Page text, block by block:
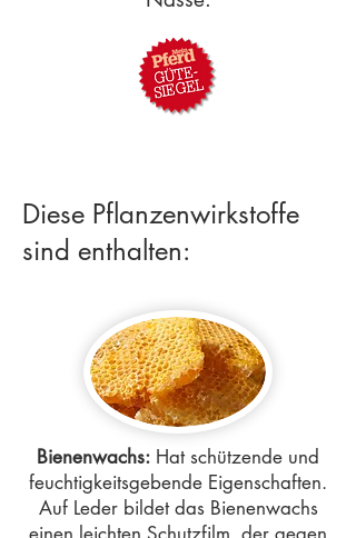
Diese Pflanzenwirkstoffe
sind enthalten:
Bienenwachs: Hat schützende und
feuchtigkeitsgebende Eigenschaften.
Auf Leder bildet das Bienenwachs